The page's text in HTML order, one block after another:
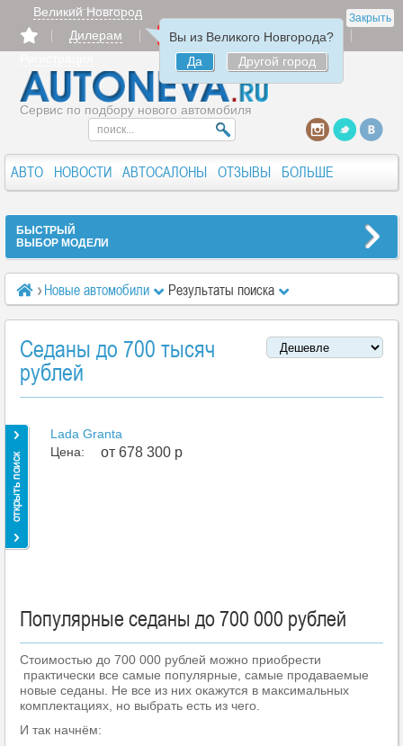
Закрыть
Великий Новгород
Вы из Великого Новгорода?
Да
Другой город
Дилерам Продать
Авторизация
Сервис по подбору нового автомобиля
АВТО НОВОСТИ АВТОСАЛОНЫ ОТЗЫВЫ БОЛЬШЕ
БЫСТРЫЙ
ВЫБОР МОДЕЛИ
Новые автомобили Результаты поиска
Седаны до 700 тысяч
рублей
Lada Granta
от 678 300 р
Цена:
Популярные седаны до 700 000 рублей
Стоимостью до 700 000 рублей можно приобрести
практически все самые популярные, самые продаваемые
новые седаны. Не все из них окажутся в максимальных
комплектациях, но выбрать есть из чего.
И так начнём: